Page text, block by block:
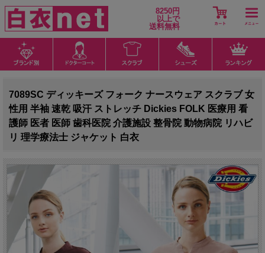
8250円
以上で
送料無料
7089SC ディッキーズ フォーク ナースウェア スクラブ 女
性用 半袖 速乾 吸汗 ストレッチ Dickies FOLK 医療用 看
護師 医者 医師 歯科医院 介護施設 整骨院 動物病院 リハビ
リ 理学療法士 ジャケット 白衣